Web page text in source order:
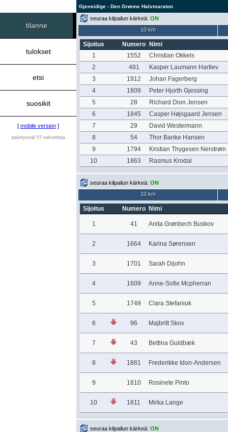
Gjensidige - Den Grønne Halvmaraton
tilanne
tulokset
etsi
suosikit
[ mobile version ]
päivitysväli 57 sekuntteja
seuraa kilpailun kärkeä: ON
10 km
Sijoitus Numero
Nimi
1
1552
Christian Okkels
2
481
Kasper Laumann Hartlev
3
1912
Johan Fagerberg
4
1809
Peter Hjorth Gjessing
5
28
Richard Dion Jensen
6
1845
Casper Højsgaard Jensen
7
29
David Westermann
8
54
Thor Banke Hansen
9
1794
Kristian Thygesen Nerstrøm
10
1863 Rasmus Krodal
seuraa kilpailun kärkeä: ON
10 km
Sijoitus Numero Nimi
1 41 Anita Grønbech Buskov
2 1664 Karina Sørensen
3 1701 Sarah Dijohn
4 1609 Anne-Sofie Mcpherran
5 1749 Clara Stefaniuk
6 96 Majbritt Skov
7 43 Bettina Guldbæk
8 1881 Frederikke Idon-Andersen
9 1810 Rosinete Pinto
10 1811 Mirka Lange
seuraa kilpailun kärkeä: ON